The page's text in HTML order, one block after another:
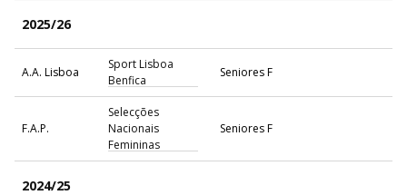
2025/26
A.A. Lisboa
Sport Lisboa
Benfica
Seniores F
F.A.P.
Selecções
Nacionais
Femininas
Seniores F
2024/25